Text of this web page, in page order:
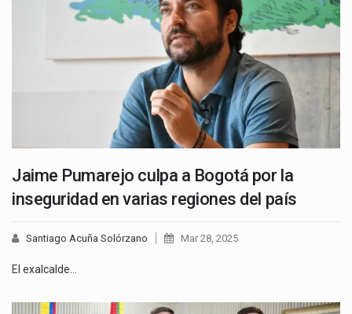
Jaime Pumarejo culpa a Bogotá por la
inseguridad en varias regiones del país
Santiago Acuña Solórzano Mar 28, 2025
El exalcalde…